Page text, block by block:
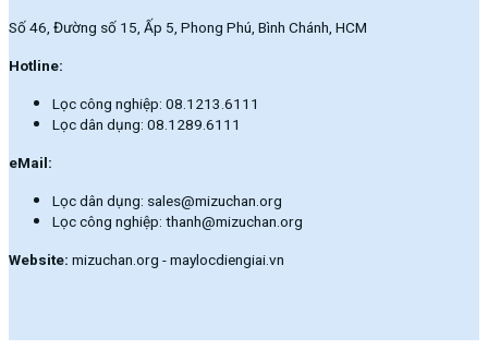
Số 46, Đường số 15, Ấp 5, Phong Phú, Bình Chánh, HCM
Hotline:
Lọc công nghiệp: 08.1213.6111
Lọc dân dụng: 08.1289.6111
eMail:
Lọc dân dụng: sales@mizuchan.org
Lọc công nghiệp: thanh@mizuchan.org
Website: mizuchan.org - maylocdiengiai.vn